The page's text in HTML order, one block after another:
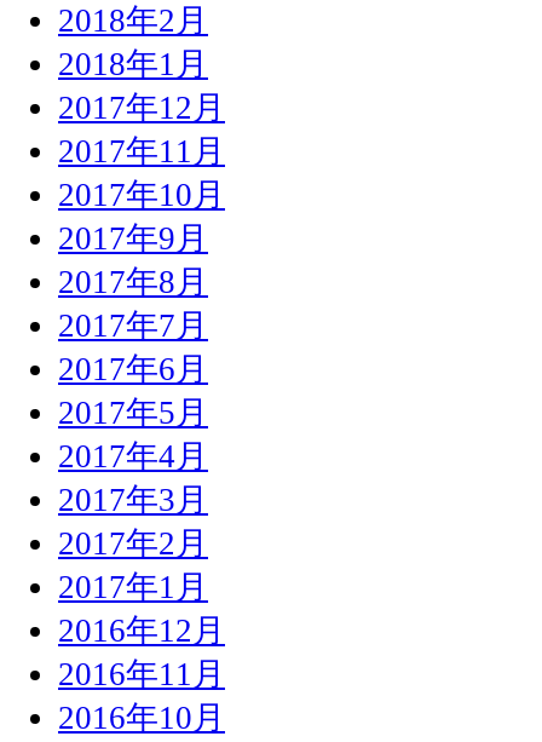
2018年2月
2018年1月
2017年12月
2017年11月
2017年10月
2017年9月
2017年8月
2017年7月
2017年6月
2017年5月
2017年4月
2017年3月
2017年2月
2017年1月
2016年12月
2016年11月
2016年10月